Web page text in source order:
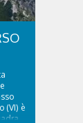
(VI) è